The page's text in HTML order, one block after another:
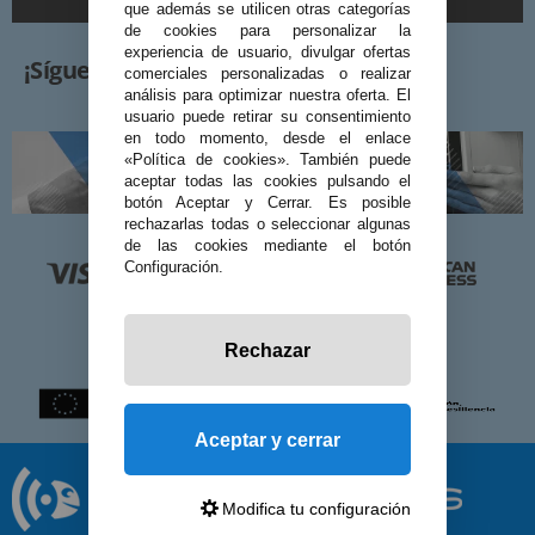
¡Síguenos!
que además se utilicen otras categorías
de cookies para personalizar la
experiencia de usuario, divulgar ofertas
comerciales personalizadas o realizar
análisis para optimizar nuestra oferta. El
usuario puede retirar su consentimiento
en todo momento, desde el enlace
«Política de cookies». También puede
aceptar todas las cookies pulsando el
botón Aceptar y Cerrar. Es posible
rechazarlas todas o seleccionar algunas
de las cookies mediante el botón
Configuración.
Rechazar
Aceptar y cerrar
Modifica tu configuración